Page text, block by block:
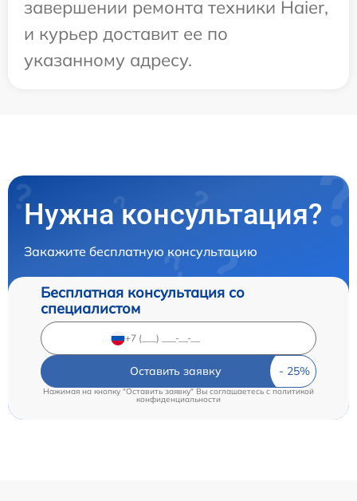
завершении ремонта техники Haier,
и курьер доставит ее по
указанному адресу.
Нужна консультация?
Закажите бесплатную консультацию
Бесплатная консультация со
специалистом
Оставить заявку
Нажимая на кнопку "Оставить заявку" Вы соглашаетесь cполитикой
конфиденциальности